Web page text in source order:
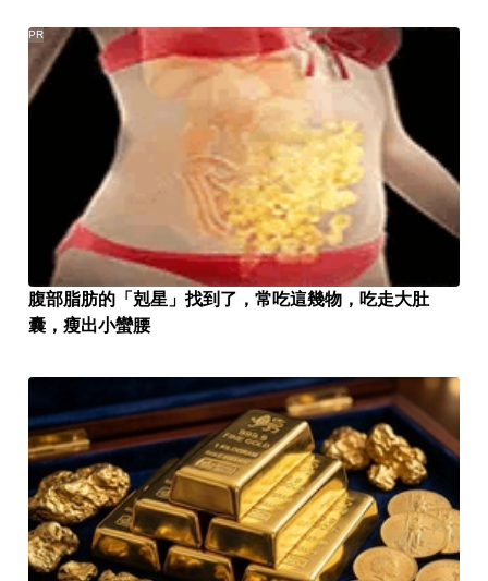
腹部脂肪的「剋星」找到了，常吃這幾物，吃走大肚
囊，瘦出小蠻腰
PR